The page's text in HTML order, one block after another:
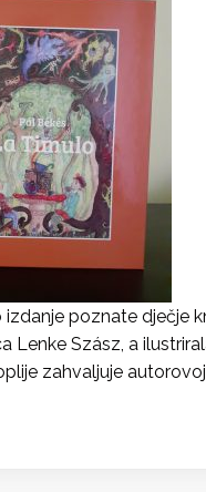
poznate dječje
Lenke Szász, a
zahvaljuje